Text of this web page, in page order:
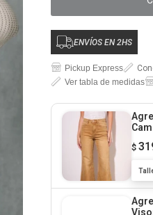
ENVÍOS EN 2HS
Pickup Express
Ver tabla de medidas
$